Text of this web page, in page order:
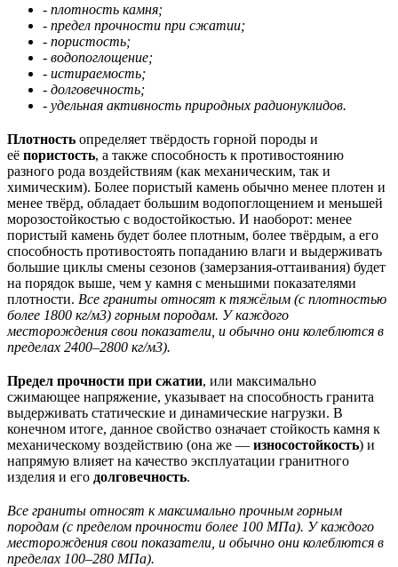
- плотность камня;
- предел прочности при сжатии;
- пористость;
- водопоглощение;
- истираемость;
- долговечность;
- удельная активность природных радионуклидов.
Плотность определяет твёрдость горной породы и
её пористость, а также способность к противостоянию
разного рода воздействиям (как механическим, так и
химическим). Более пористый камень обычно менее плотен и
менее твёрд, обладает большим водопоглощением и меньшей
морозостойкостью с водостойкостью. И наоборот: менее
пористый камень будет более плотным, более твёрдым, а его
способность противостоять попаданию влаги и выдерживать
большие циклы смены сезонов (замерзания-оттаивания) будет
на порядок выше, чем у камня с меньшими показателями
плотности. Все граниты относят к тяжёлым (с плотностью
более 1800 кг/м3) горным породам. У каждого
месторождения свои показатели, и обычно они колеблются в
пределах 2400–2800 кг/м3).
Предел прочности при сжатии, или максимально
сжимающее напряжение, указывает на способность гранита
выдерживать статические и динамические нагрузки. В
конечном итоге, данное свойство означает стойкость камня к
механическому воздействию (она же — износостойкость) и
напрямую влияет на качество эксплуатации гранитного
изделия и его долговечность.
Все граниты относят к максимально прочным горным
породам (с пределом прочности более 100 МПа). У каждого
месторождения свои показатели, и обычно они колеблются в
пределах 100–280 МПа).